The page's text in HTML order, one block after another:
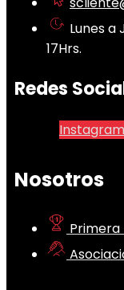
Lunes a
17Hrs.
Redes
Instagram
Nosotros